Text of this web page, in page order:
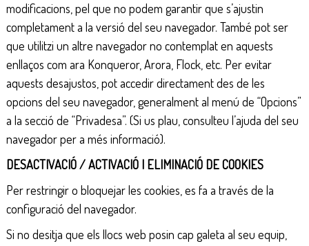
modificacions, pel que no podem garantir que s’ajustin
completament a la versió del seu navegador. També pot ser
que utilitzi un altre navegador no contemplat en aquests
enllaços com ara Konqueror, Arora, Flock, etc. Per evitar
aquests desajustos, pot accedir directament des de les
opcions del seu navegador, generalment al menú de “Opcions”
a la secció de “Privadesa”. (Si us plau, consulteu l’ajuda del seu
navegador per a més informació).
DESACTIVACIÓ / ACTIVACIÓ I ELIMINACIÓ DE COOKIES
Per restringir o bloquejar les cookies, es fa a través de la
configuració del navegador.
Si no desitja que els llocs web posin cap galeta al seu equip,